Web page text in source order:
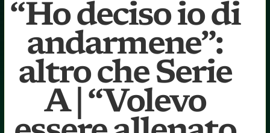
“Ho deciso io di
andarmene”:
altro che Serie
A | “Volevo